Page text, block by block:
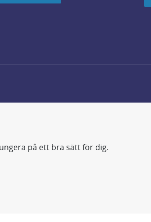
samt analyser och studier.
på ett bra sätt för dig.